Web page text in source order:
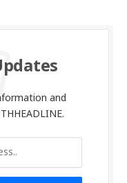
and